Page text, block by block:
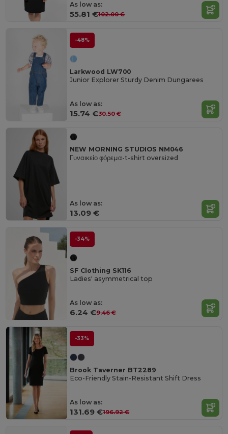
As low as:
55.81 €102.00 €
-48%
Larkwood LW700
Junior Explorer Sturdy Denim Dungarees
As low as:
15.74 €30.50 €
NEW MORNING STUDIOS NM046
Γυναικείο φόρεμα-t-shirt oversized
As low as:
13.09 €
-34%
SF Clothing SK116
Ladies' asymmetrical top
As low as:
6.24 €9.46 €
-33%
Brook Taverner BT2289
Eco-Friendly Stain-Resistant Shift Dress
As low as:
131.69 €196.92 €